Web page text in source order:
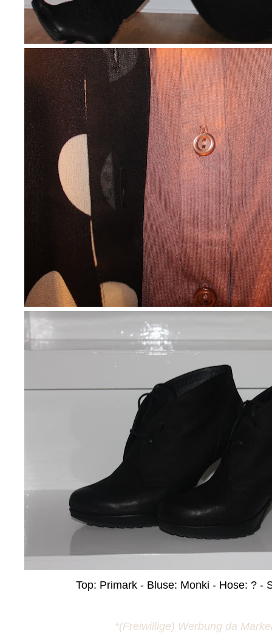
Top: Primark - Bluse: Monki - Hose: ? -
*(Freiwillige) Werbung da